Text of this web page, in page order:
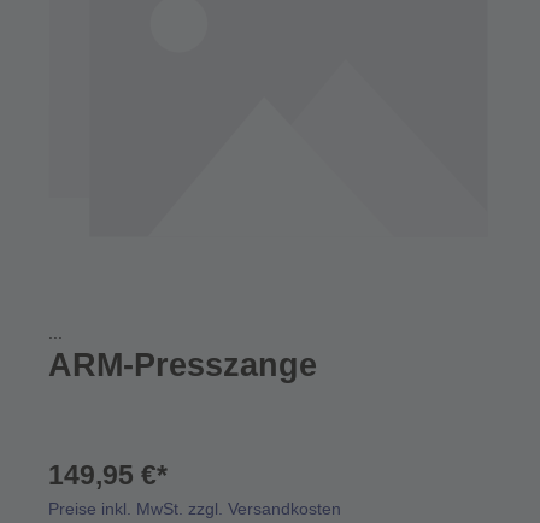
ARM-Presszange
149,95 €*
Preise inkl. MwSt. zzgl. Versandkosten